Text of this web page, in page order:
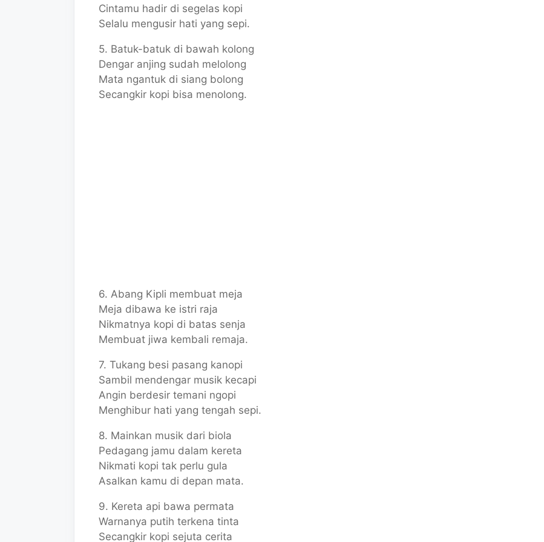
Cintamu hadir di segelas kopi
Selalu mengusir hati yang sepi.
5. Batuk-batuk di bawah kolong
Dengar anjing sudah melolong
Mata ngantuk di siang bolong
Secangkir kopi bisa menolong.
6. Abang Kipli membuat meja
Meja dibawa ke istri raja
Nikmatnya kopi di batas senja
Membuat jiwa kembali remaja.
7. Tukang besi pasang kanopi
Sambil mendengar musik kecapi
Angin berdesir temani ngopi
Menghibur hati yang tengah sepi.
8. Mainkan musik dari biola
Pedagang jamu dalam kereta
Nikmati kopi tak perlu gula
Asalkan kamu di depan mata.
9. Kereta api bawa permata
Warnanya putih terkena tinta
Secangkir kopi sejuta cerita